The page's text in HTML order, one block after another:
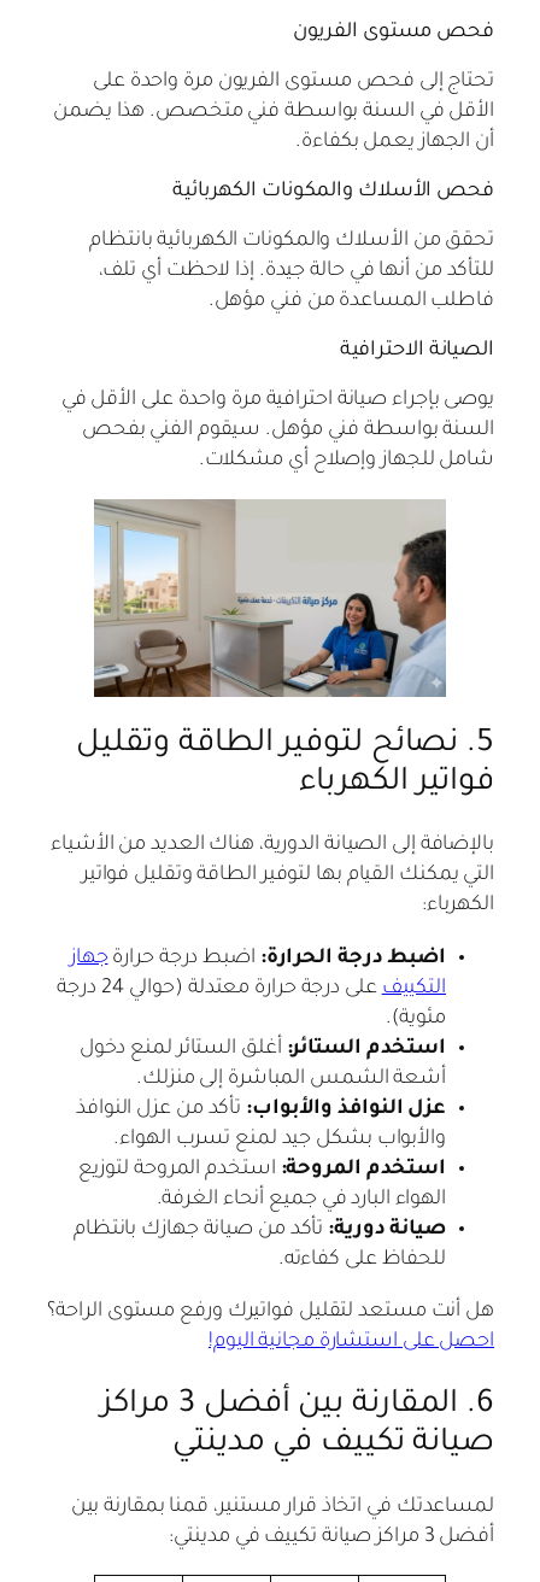
فحص مستوى الفريون
تحتاج إلى فحص مستوى الفريون مرة واحدة على
الأقل في السنة بواسطة فني متخصص. هذا يضمن
أن الجهاز يعمل بكفاءة.
فحص الأسلاك والمكونات الكهربائية
تحقق من الأسلاك والمكونات الكهربائية بانتظام
للتأكد من أنها في حالة جيدة. إذا لاحظت أي تلف،
فاطلب المساعدة من فني مؤهل.
الصيانة الاحترافية
يوصى بإجراء صيانة احترافية مرة واحدة على الأقل في
السنة بواسطة فني مؤهل. سيقوم الفني بفحص
شامل للجهاز وإصلاح أي مشكلات.
5. نصائح لتوفير الطاقة وتقليل
فواتير الكهرباء
بالإضافة إلى الصيانة الدورية، هناك العديد من الأشياء
التي يمكنك القيام بها لتوفير الطاقة وتقليل فواتير
الكهرباء:
اضبط درجة الحرارة: اضبط درجة حرارةجهاز
التكييف
على درجة حرارة معتدلة (حوالي 24 درجة
مئوية).
استخدم الستائر: أغلق الستائر لمنع دخول
أشعة الشمس المباشرة إلى منزلك.
عزل النوافذ والأبواب: تأكد من عزل النوافذ
والأبواب بشكل جيد لمنع تسرب الهواء.
استخدم المروحة: استخدم المروحة لتوزيع
الهواء البارد في جميع أنحاء الغرفة.
صيانة دورية: تأكد من صيانة جهازك بانتظام
للحفاظ على كفاءته.
هل أنت مستعد لتقليل فواتيرك ورفع مستوى الراحة؟
احصل على استشارة مجانية اليوم!
6. المقارنة بين أفضل 3 مراكز
صيانة تكييف في مدينتي
لمساعدتك في اتخاذ قرار مستنير، قمنا بمقارنة بين
أفضل 3 مراكز صيانة تكييف في مدينتي: